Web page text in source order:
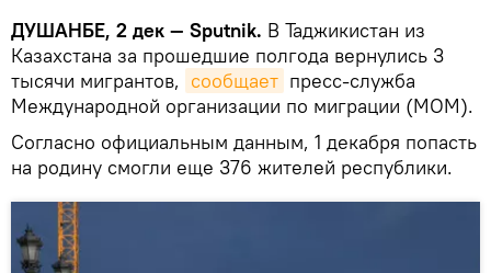
ДУШАНБЕ, 2 дек — Sputnik. В Таджикистан из
Казахстана за прошедшие полгода вернулись 3
тысячи мигрантов, сообщает пресс-служба
Международной организации по миграции (МОМ).
Согласно официальным данным, 1 декабря попасть
на родину смогли еще 376 жителей республики.